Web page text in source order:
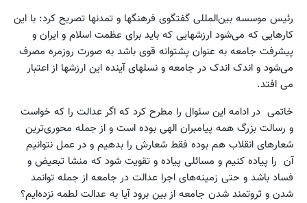
رئیس موسسه بین‌المللی گفتگوی فرهنگها و تمدنها تصریح کرد: با این
کارهایی که می‌شود ارزشهایی که باید برای عظمت اسلام و ایران و
پیشرفت جامعه به عنوان پشتوانه قوی باشد به صورت روزمره مصرف
می‌شود و اندک اندک در جامعه و نسلهای آینده این ارزشها از اعتبار
می افتد.
خاتمی در ادامه این سئوال را مطرح کرد که اگر عدالت را که خواست
و رسالت بزرگ همه پیامبران الهی بوده است و از جمله محوری‌ترین
شعارهای انقلاب هم بوده فقط شعارش را بدهیم و در عمل نتوانیم
آن را پیاده کنیم و مسائلی پیاده و تقویت شود که منشا تبعیض و
فساد باشد و حتی زمینه‌های اجرا عدالت در جامعه از جمله توانمد
شدن و ثروتمند شدن جامعه از بین برود آیا به عدالت لطمه نزده‌ایم؟